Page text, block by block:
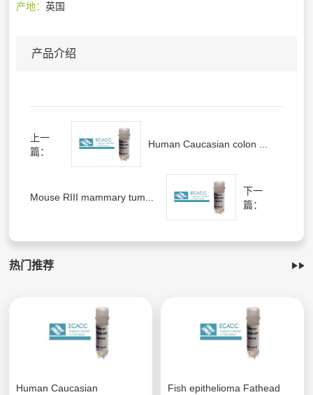
产地：英国
产品介绍
上一
篇：
Human Caucasian colon ...
Mouse RIII mammary tum...
下一
篇：
热门推荐
Human Caucasian
Fish epithelioma Fathead